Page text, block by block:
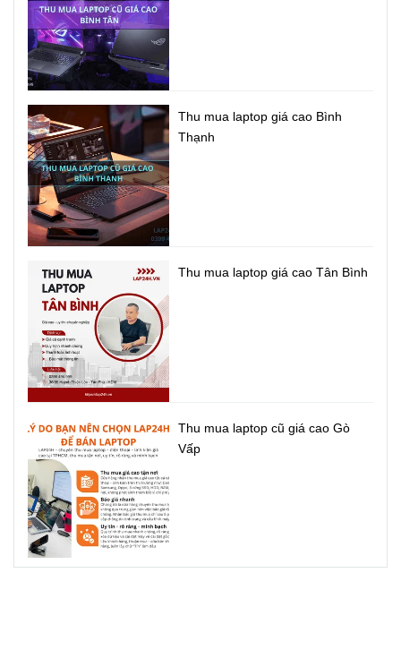
chiếu hết sức nhanh chóng.
Pin hỗ trợ sạc nhanh
ASUS 15 X509FJ giúp bạn làm việc và giải trí lâu hơn nhờ
pin lithium-polymer chất lượng cao cho cả ngày sử dụng.
Bên cạnh đó, công nghệ ASUS Battery Health Charging
tích hợp độc quyền của ASUS giúp bảo vệ pin không bị sạc
quá tải, nhờ đó kéo dài tuổi thọ pin và giảm khả năng hư
hại do phồng pin, đảm bảo pin luôn ở tình trạng tốt nhất.
Thu mua laptop giá cao Bình
Thạnh
Thu mua laptop giá cao Tân Bình
Thu mua laptop cũ giá cao Gò
Vấp